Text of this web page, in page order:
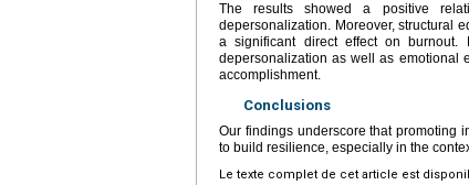
The results showed a positive
depersonalization. Moreover, structural
a significant direct effect on burnout.
depersonalization as well as emotional
accomplishment.
Conclusions
Our findings underscore that promoting
to build resilience, especially in the
Le texte complet de cet article est